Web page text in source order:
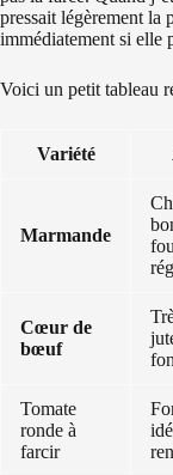
pressait légèrement la
immédiatement si elle
Voici un petit tableau
Variété
Marmande
Cœur de
bœuf
Tomate
ronde à
farcir